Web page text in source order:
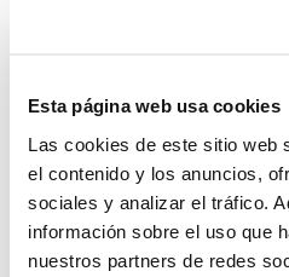
Esta página web usa cookies
Las cookies de este sitio web
el contenido y los anuncios,
sociales y analizar el tráfico.
información sobre el uso que
nuestros partners de redes
baloncesto), las actividades
Orilla, destacó el trabajo del
baloncesto, y anunció el
obras del nuevo pabellón
El alcalde de Sueca,
comprometió a apoyar el